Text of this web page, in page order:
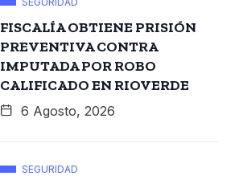
FISCALÍA OBTIENE PRISIÓN
PREVENTIVA CONTRA
IMPUTADA POR ROBO
CALIFICADO EN RIOVERDE
6 Agosto, 2026
SEGURIDAD